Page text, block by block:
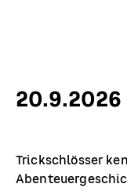
20.9.2026
Trickschlösser